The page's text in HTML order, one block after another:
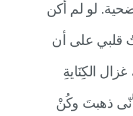
لو لم أكن
قلبي على أن
ذهبتَ وكُنْ